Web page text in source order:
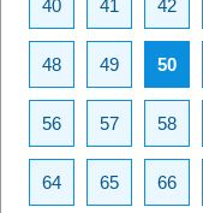
40 41 42
48 49 50
56 57 58
64 65 66